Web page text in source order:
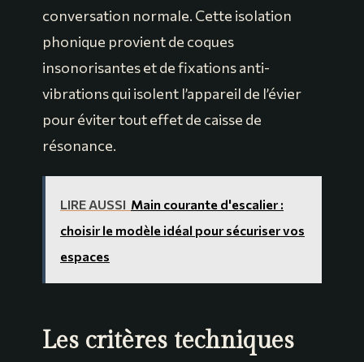
conversation normale. Cette isolation
phonique provient de coques
insonorisantes et de fixations anti-
vibrations qui isolent l’appareil de l’évier
pour éviter tout effet de caisse de
résonance.
LIRE AUSSI Main courante d'escalier :
choisir le modèle idéal pour sécuriser vos
espaces
Les critères techniques